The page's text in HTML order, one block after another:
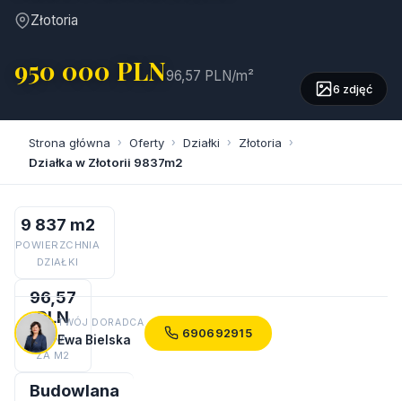
Złotoria
950 000 PLN96,57 PLN/m²
6 zdjęć
Strona główna › Oferty › Działki › Złotoria ›
Działka w Złotorii 9837m2
9 837 m2
POWIERZCHNIA
DZIAŁKI
96,57
PLN
CENA
ZA M2
Budowlana
TWÓJ DORADCA
Ewa Bielska 690692915